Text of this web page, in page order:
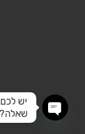
יש לכם
שאלה?
Open chaty